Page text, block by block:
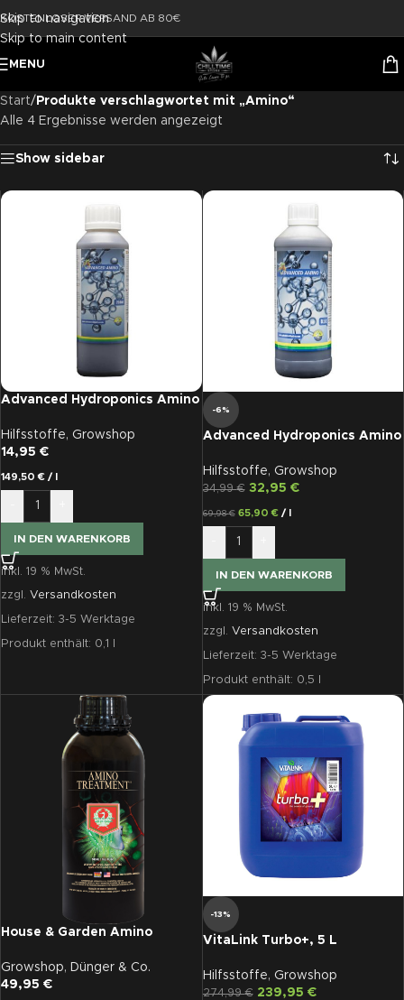
Skip to navigation
Skip to main content
KOSTENLOSER VERSAND AB 80€
MENU
Start/ Produkte verschlagwortet mit „Amino“
Alle 4 Ergebnisse werden angezeigt
Show sidebar
Advanced Hydroponics Amino
Hilfsstoffe, Growshop
14,95 €
149,50€ /
IN DEN WARENKORB
inkl. 19 % MwSt.
zzgl. Versandkosten
Lieferzeit: 3-5 Werktage
Produkt enthält: 0,1
-6%
Advanced Hydroponics Amino
Hilfsstoffe, Growshop
34,99€ 32,95 €
69,98€ 65,90€/
IN DEN WARENKORB
inkl. 19 % MwSt.
zzgl. Versandkosten
Lieferzeit: 3-5 Werktage
Produkt enthält: 0,5
House & Garden Amino
Growshop, Dünger & Co.
49,95 €
-13%
VitaLink Turbo+, 5 L
Hilfsstoffe, Growshop
274,99€ 239,95 €